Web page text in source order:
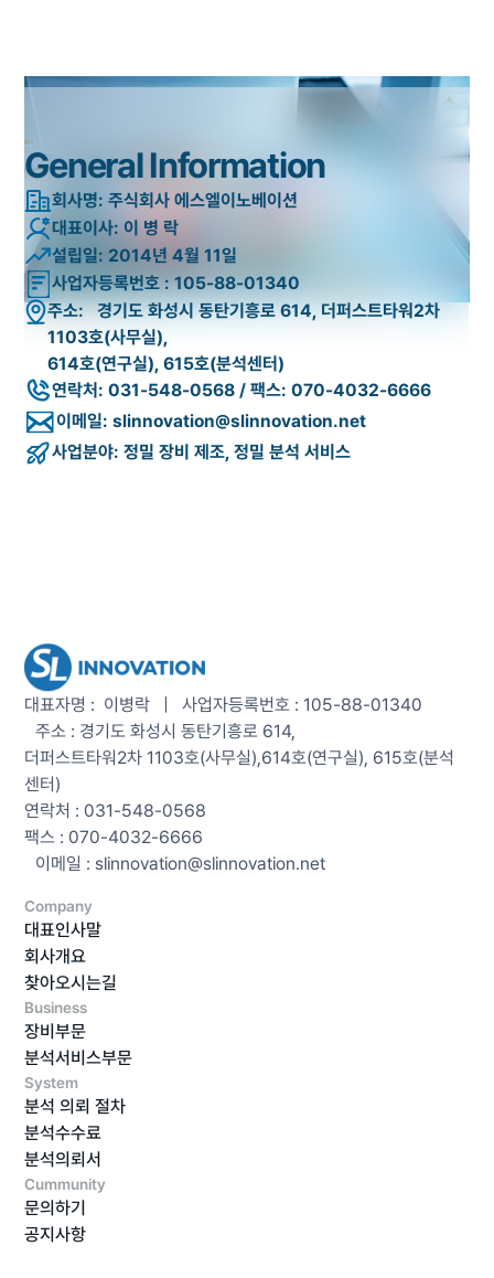
General Information
회사명: 주식회사 에스엘이노베이션
대표이사: 이 병 락
설립일: 2014년 4월 11일
사업자등록번호 : 105-88-01340
주소: 경기도 화성시 동탄기흥로 614, 더퍼스트타워2차
1103호(사무실),
614호(연구실), 615호(분석센터)
연락처: 031-548-0568 / 팩스: 070-4032-6666
이메일: slinnovation@slinnovation.net
사업분야: 정밀 장비 제조, 정밀 분석 서비스
대표자명 : 이병락 | 사업자등록번호 : 105-88-01340
주소 : 경기도 화성시 동탄기흥로 614,
더퍼스트타워2차 1103호(사무실), 614호(연구실), 615호(분석
센터)
연락처 : 031-548-0568
팩스 : 070-4032-6666
이메일 : slinnovation@slinnovation.net
Company
대표인사말
회사개요
찾아오시는길
Business
장비부문
분석서비스부문
System
분석 의뢰 절차
분석수수료
분석의뢰서
Cummunity
문의하기
공지사항